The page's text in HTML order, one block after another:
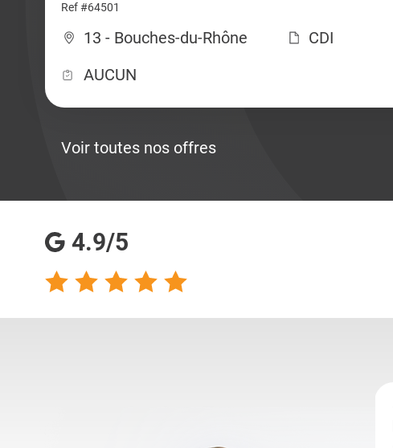
Ref #64501
13 - Bouches-du-Rhône CDI
AUCUN
Voir toutes nos offres
4.9/5